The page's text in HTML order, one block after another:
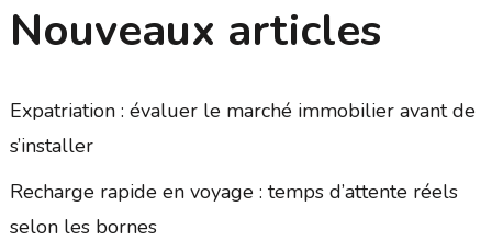
Nouveaux articles
Expatriation : évaluer le marché immobilier avant de
s’installer
Recharge rapide en voyage : temps d’attente réels
selon les bornes